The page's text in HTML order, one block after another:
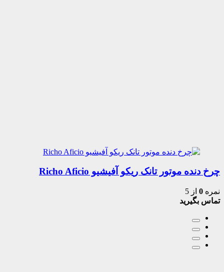
چرخ دنده موتور تانک ریکو آفیشیو Richo Aficio
نمره 0 از 5
تماس بگیرید